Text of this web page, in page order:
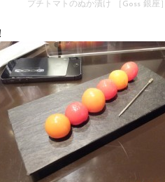
プチトマトのぬか漬け ［Goss 銀座］